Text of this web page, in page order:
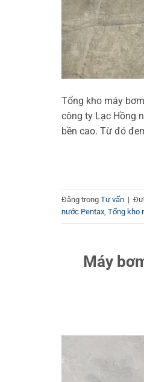
Tổng kho máy
công ty Lạc Hồng
bền cao. Từ đó
Đăng trong Tư vấn |
nước Pentax, Tổng kho
Máy